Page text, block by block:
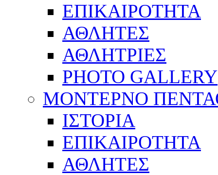
ΕΠΙΚΑΙΡΟΤΗΤΑ
ΑΘΛΗΤΕΣ
ΑΘΛΗΤΡΙΕΣ
PHOTO GALLERY
ΜΟΝΤΕΡΝΟ
ΙΣΤΟΡΙΑ
ΕΠΙΚΑΙΡΟΤΗΤΑ
ΑΘΛΗΤΕΣ